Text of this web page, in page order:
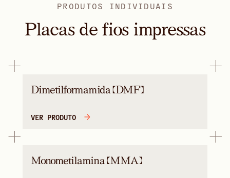
PRODUTOS INDIVIDUAIS
Placas de fios impressas
Dimetilformamida (DMF)
VER PRODUTO
Monometilamina (MMA)